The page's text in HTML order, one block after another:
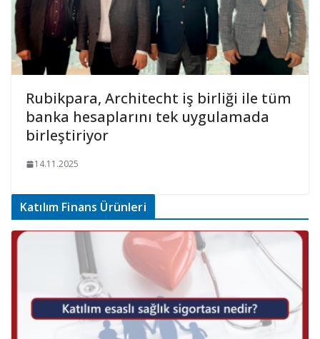
Rubikpara, Architecht iş birliği ile tüm
banka hesaplarını tek uygulamada
birleştiriyor
14.11.2025
Katılım Finans Ürünleri